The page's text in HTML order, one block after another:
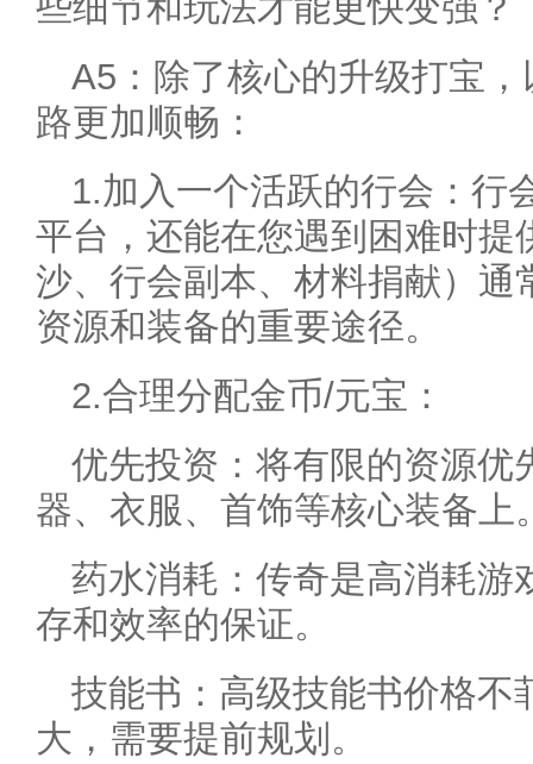
A5：除了核心的升级打宝
路更加顺畅：
1.加入一个活跃的行会：行
平台，还能在您遇到困难时提
沙、行会副本、材料捐献）通
资源和装备的重要途径。
2.合理分配金币/元宝：
优先投资：将有限的资源优
器、衣服、首饰等核心装备上
药水消耗：传奇是高消耗游
存和效率的保证。
技能书：高级技能书价格不
大，需要提前规划。